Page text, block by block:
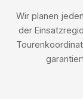
Wir planen
der